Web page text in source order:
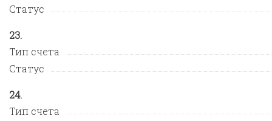
Статус
Тип счета
Статус
Тип счета